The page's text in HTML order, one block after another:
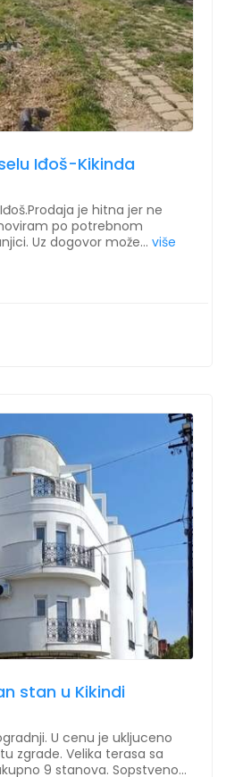
Iđoš-Kikinda
je hitna jer ne
po potrebnom
Uz dogovor može... više
stan u Kikindi
U cenu je ukljuceno
zgrade. Velika terasa sa
9 stanova. Sopstveno...